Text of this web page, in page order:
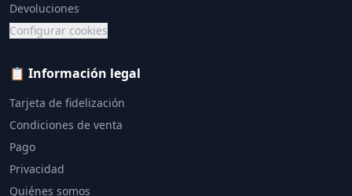
Devoluciones
Configurar cookies
📋 Información legal
Tarjeta de fidelización
Condiciones de venta
Pago
Privacidad
Quiénes somos